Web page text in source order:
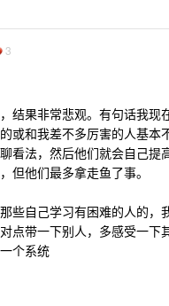
3
结果非常悲观。有句话我现
或和我差不多厉害的人基
看法，然后他们就会自己
但他们最多拿走鱼了事。
些自己学习有困难的人的
点带一下别人，多感受一
个系统